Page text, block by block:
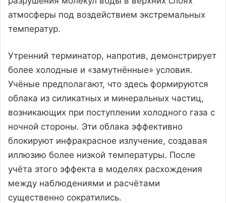
атмосферы под воздействием экстремальных
температур.
Утренний терминатор, напротив, демонстрирует
более холодные и «замутнённые» условия.
Учёные предполагают, что здесь формируются
облака из силикатных и минеральных частиц,
возникающих при поступлении холодного газа с
ночной стороны. Эти облака эффективно
блокируют инфракрасное излучение, создавая
иллюзию более низкой температуры. После
учёта этого эффекта в моделях расхождения
между наблюдениями и расчётами
существенно сократились.